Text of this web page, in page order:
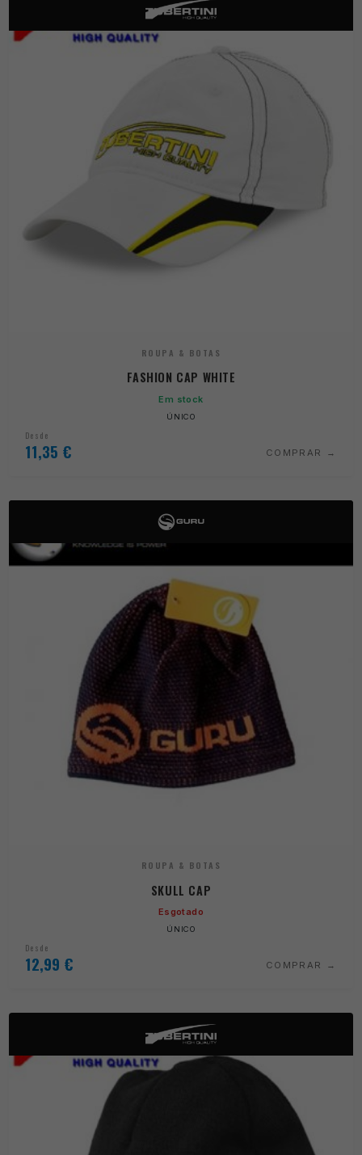
ROUPA & BOTAS
FASHION CAP WHITE
Em stock
ÚNICO
Desde
11,35 € COMPRAR
ROUPA & BOTAS
SKULL CAP
Esgotado
ÚNICO
Desde
12,99 € COMPRAR